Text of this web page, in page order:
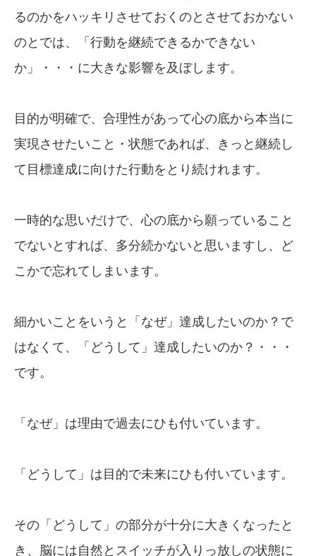
るのかをハッキリさせておくのとさせておかない
のとでは、「行動を継続できるかできない
か」・・・に大きな影響を及ぼします。
目的が明確で、合理性があって心の底から本当に
実現させたいこと・状態であれば、きっと継続し
て目標達成に向けた行動をとり続けれます。
一時的な思いだけで、心の底から願っていること
でないとすれば、多分続かないと思いますし、ど
こかで忘れてしまいます。
細かいことをいうと「なぜ」達成したいのか？で
はなくて、「どうして」達成したいのか？・・・
です。
「なぜ」は理由で過去にひも付いています。
「どうして」は目的で未来にひも付いています。
その「どうして」の部分が十分に大きくなったと
き、脳には自然とスイッチが入りっ放しの状態に